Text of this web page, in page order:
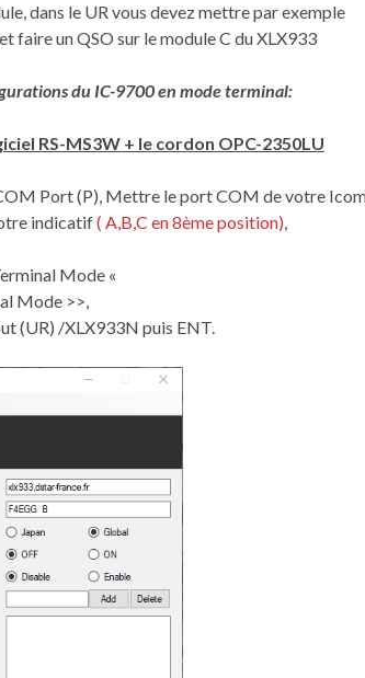
dans le UR vous devez mettre par exemple
faire un QSO sur le module C du XLX933
du IC-9700 en mode terminal:
RS-MS3W + le cordon OPC-2350LU
Port (P), Mettre le port COM de votre
indicatif( A,B,C en 8ème position),
Mode «
Mode >>,
(UR) /XLX933N puis ENT.